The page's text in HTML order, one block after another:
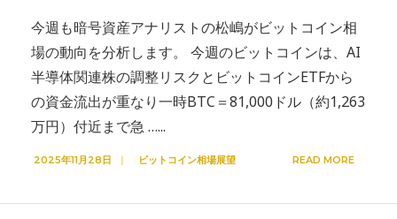
今週も暗号資産アナリストの松嶋がビットコイン相
場の動向を分析します。 今週のビットコインは、AI
半導体関連株の調整リスクとビットコインETFから
の資金流出が重なり一時BTC＝81,000ドル（約1,263
万円）付近まで急 …...
2025年11月28日 | ビットコイン相場展望 READ MORE